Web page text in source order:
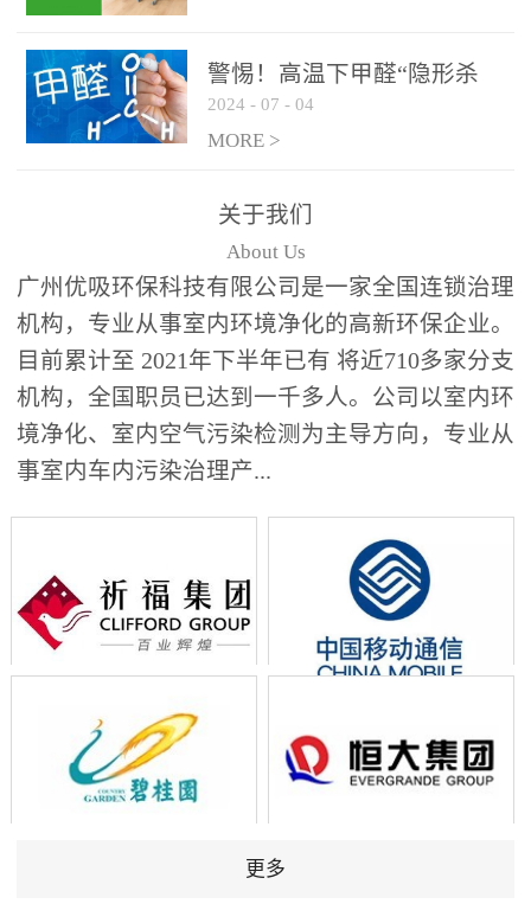
警惕！高温下甲醛“隐形杀
手”来袭，你的家安全吗？
2024 - 07 - 04
MORE >
关于我们
About Us
广州优吸环保科技有限公司是一家全国连锁治理
机构，专业从事室内环境净化的高新环保企业。
目前累计至 2021年下半年已有 将近710多家分支
机构，全国职员已达到一千多人。公司以室内环
境净化、室内空气污染检测为主导方向，专业从
事室内车内污染治理产...
更多